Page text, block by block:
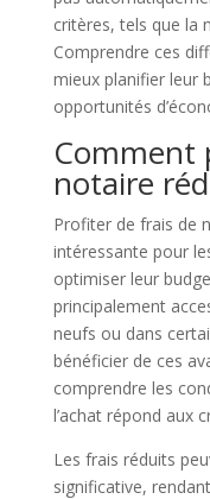
critères, tels que la
Comprendre ces
mieux planifier leur
opportunités
Comment
notaire
Profiter de frais de
intéressante pour
optimiser leur
principalement
neufs ou dans
bénéficier de ces
comprendre les
l’achat répond aux
Les frais réduits
significative,